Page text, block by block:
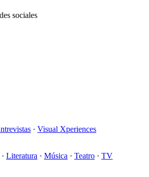
sociales
· Visual Xperiences
· Literatura · Música · Teatro · TV